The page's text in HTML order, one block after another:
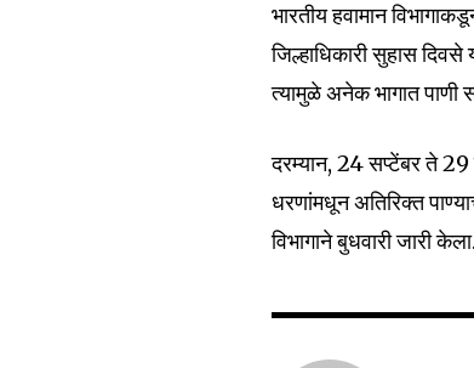
भारतीय हवामान
जिल्हाधिकारी सुहास
त्यामुळे अनेक भागात पाणी
दरम्यान, 24 सप्टेंबर ते 29
धरणांमधून अतिरिक्त
विभागाने बुधवारी जारी केला.